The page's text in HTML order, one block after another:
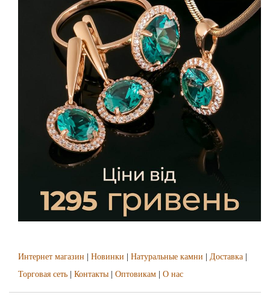
Интернет магазин Новинки Натуральные камни Доставка
Торговая сеть
Контакты Оптовикам О нас